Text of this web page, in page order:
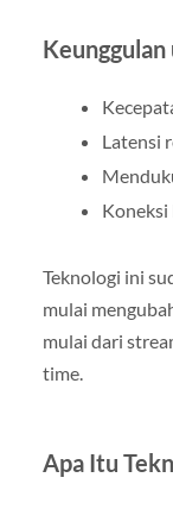
Keunggulan
Latensi
Koneksi
Teknologi ini
mulai
mulai dari
time.
Apa Itu